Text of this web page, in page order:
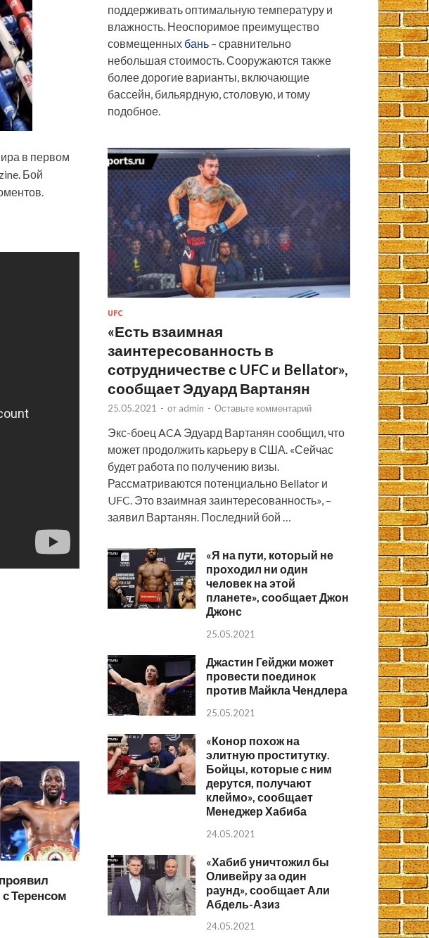
в первом
Бой
Теренсом
поддерживать оптимальную температуру и
влажность. Неоспоримое преимущество
совмещенных бань – сравнительно
небольшая стоимость. Сооружаются также
более дорогие варианты, включающие
бассейн, бильярдную, столовую, и тому
подобное.
UFC
«Есть взаимная
заинтересованность в
сотрудничестве с UFC и Bellator»,
сообщает Эдуард Вартанян
25.05.2021 - от admin - Оставьте комментарий
Экс-боец ACA Эдуард Вартанян сообщил, что
может продолжить карьеру в США. «Сейчас
будет работа по получению визы.
Рассматриваются потенциально Bellator и
UFC. Это взаимная заинтересованность», –
заявил Вартанян. Последний бой …
«Я на пути, который не
проходил ни один
человек на этой
планете», сообщает Джон
Джонс
25.05.2021
Джастин Гейджи может
провести поединок
против Майкла Чендлера
25.05.2021
«Конор похож на
элитную проститутку.
Бойцы, которые с ним
дерутся, получают
клеймо», сообщает
Менеджер Хабиба
24.05.2021
«Хабиб уничтожил бы
Оливейру за один
раунд», сообщает Али
Абдель-Азиз
24.05.2021